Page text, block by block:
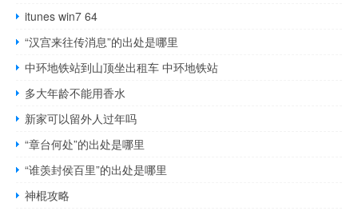
itunes win7 64
“汉宫来往传消息”的出处是哪里
中环地铁站到山顶坐出租车 中环地铁站
多大年龄不能用香水
新家可以留外人过年吗
“章台何处”的出处是哪里
“谁羡封侯百里”的出处是哪里
神棍攻略